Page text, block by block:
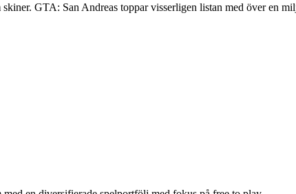
skiner. GTA: San Andreas toppar visserligen listan med över en